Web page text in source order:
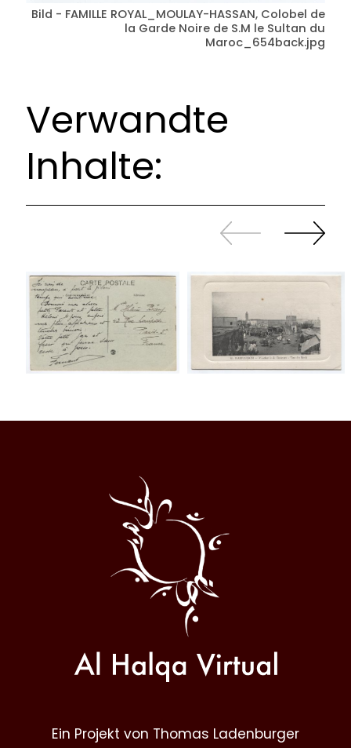
Bild - FAMILLE ROYAL_MOULAY-HASSAN, Colobel de
la Garde Noire de S.M le Sultan du
Maroc_654back.jpg
Verwandte
Inhalte:
Zurück
sliden
Weiter
sliden
Halqa
Ein Projekt von Thomas Ladenburger